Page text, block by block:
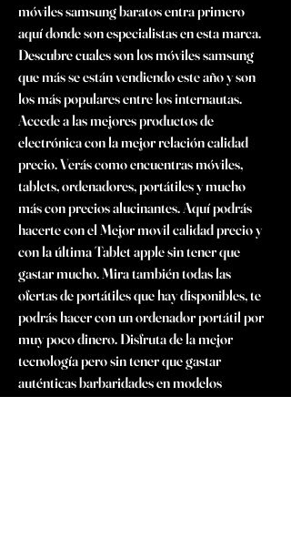
móviles samsung baratos entra primero
aquí donde son especialistas en esta marca.
Descubre cuales son los móviles samsung
que más se están vendiendo este año y son
los más populares entre los internautas.
Accede a las mejores productos de
electrónica con la mejor relación calidad
precio. Verás como encuentras móviles,
tablets, ordenadores, portátiles y mucho
más con precios alucinantes. Aquí podrás
hacerte con el Mejor movil calidad precio y
con la última Tablet apple sin tener que
gastar mucho. Mira también todas las
ofertas de portátiles que hay disponibles, te
podrás hacer con un ordenador portátil por
muy poco dinero. Disfruta de la mejor
tecnología pero sin tener que gastar
auténticas barbaridades en modelos